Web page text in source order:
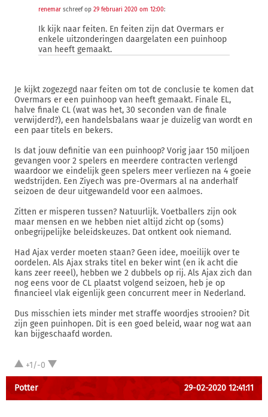
renemar schreef op 29 februari 2020 om 12:00:
Ik kijk naar feiten. En feiten zijn dat Overmars er
enkele uitzonderingen daargelaten een puinhoop
van heeft gemaakt.
Je kijkt zogezegd naar feiten om tot de conclusie te komen dat
Overmars er een puinhoop van heeft gemaakt. Finale EL,
halve finale CL (wat was het, 30 seconden van de finale
verwijderd?), een handelsbalans waar je duizelig van wordt en
een paar titels en bekers.
Is dat jouw definitie van een puinhoop? Vorig jaar 150 miljoen
gevangen voor 2 spelers en meerdere contracten verlengd
waardoor we eindelijk geen spelers meer verliezen na 4 goeie
wedstrijden. Een Ziyech was pre-Overmars al na anderhalf
seizoen de deur uitgewandeld voor een aalmoes.
Zitten er misperen tussen? Natuurlijk. Voetballers zijn ook
maar mensen en we hebben niet altijd zicht op (soms)
onbegrijpelijke beleidskeuzes. Dat ontkent ook niemand.
Had Ajax verder moeten staan? Geen idee, moeilijk over te
oordelen. Als Ajax straks titel en beker wint (en ik acht die
kans zeer reeel), hebben we 2 dubbels op rij. Als Ajax zich dan
nog eens voor de CL plaatst volgend seizoen, heb je op
financieel vlak eigenlijk geen concurrent meer in Nederland.
Dus misschien iets minder met straffe woordjes strooien? Dit
zijn geen puinhopen. Dit is een goed beleid, waar nog wat aan
kan bijgeschaafd worden.
+1/-0
Potter 29-02-2020 12:41:11